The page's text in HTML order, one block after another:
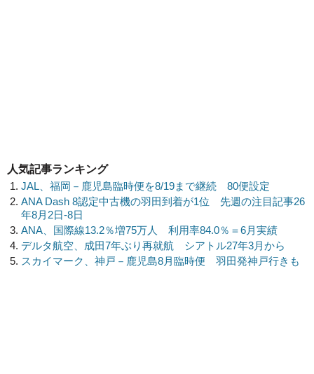
人気記事ランキング
JAL、福岡－鹿児島臨時便を8/19まで継続 80便設定
ANA Dash 8認定中古機の羽田到着が1位 先週の注目記事26
年8月2日-8日
ANA、国際線13.2％増75万人 利用率84.0％＝6月実績
デルタ航空、成田7年ぶり再就航 シアトル27年3月から
スカイマーク、神戸－鹿児島8月臨時便 羽田発神戸行きも